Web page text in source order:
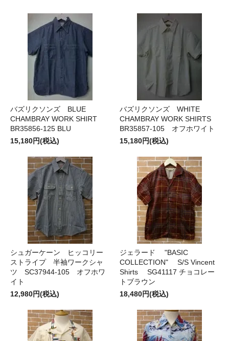
バズリクソンズ BLUE
CHAMBRAY WORK SHIRT
BR35856-125 BLU
15,180円(税込)
バズリクソンズ WHITE
CHAMBRAY WORK SHIRTS
BR35857-105 オフホワイト
15,180円(税込)
シュガーケーン ヒッコリー
ストライプ 半袖ワークシャ
ツ SC37944-105 オフホワ
イト
12,980円(税込)
ジェラード "BASIC
COLLECTION" S/S Vincent
Shirts SG41117 チョコレー
トブラウン
18,480円(税込)